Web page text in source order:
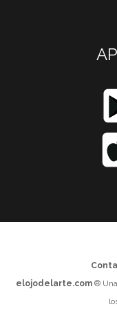
elojodelarte.com® Una